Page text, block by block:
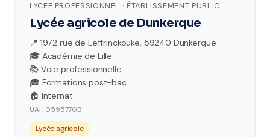
LYCEE PROFESSIONNEL · ÉTABLISSEMENT PUBLIC
Lycée agricole de Dunkerque
📍 1972 rue de Leffrinckouke, 59240 Dunkerque
🎓 Académie de Lille
📚 Voie professionnelle
🎓 Formations post-bac
🏠 Internat
UAI : 0595770B
Lycée agricole